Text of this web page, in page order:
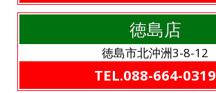
徳島店
徳島市北沖洲3-8-12
TEL.088-664-0319